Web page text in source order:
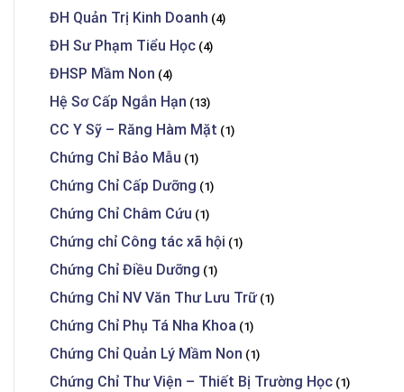
ĐH Quản Trị Kinh Doanh (4)
ĐH Sư Phạm Tiểu Học (4)
ĐHSP Mầm Non (4)
Hệ Sơ Cấp Ngắn Hạn (13)
CC Y Sỹ – Răng Hàm Mặt (1)
Chứng Chỉ Bảo Mẫu (1)
Chứng Chỉ Cấp Dưỡng (1)
Chứng Chỉ Châm Cứu (1)
Chứng chỉ Công tác xã hội (1)
Chứng Chỉ Điều Dưỡng (1)
Chứng Chỉ NV Văn Thư Lưu Trữ(1)
Chứng Chỉ Phụ Tá Nha Khoa (1)
Chứng Chỉ Quản Lý Mầm Non (1)
Chứng Chỉ Thư Viện – Thiết Bị Trường Học (1)